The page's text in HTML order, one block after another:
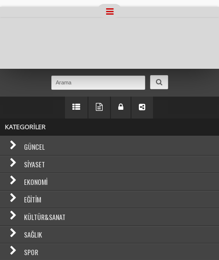
KATEGORİLER
GÜNCEL
SIYASET
EKONOMI
EĞITIM
KÜLTÜR&SANAT
SAĞLIK
SPOR